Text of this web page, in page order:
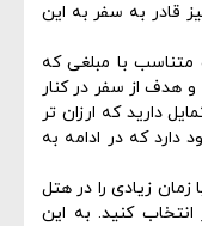
قادر به سفر به این
با مبلغی که
هدف از سفر در کنار
دارید که ارزان تر
دارد که در ادامه به
زمان زیادی را در هتل
کنید. به این